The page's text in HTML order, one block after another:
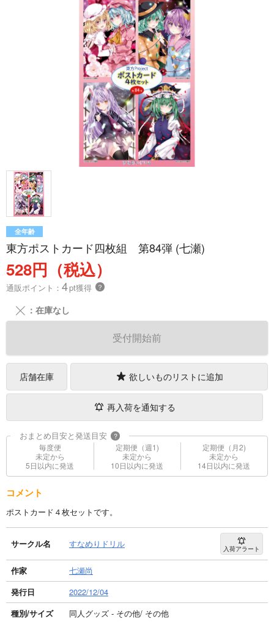
全年齢
東方ポストカード四枚組 第84弾 (七瀬)
528円（税込）
通販ポイント： 4pt獲得 ？
╳ ：在庫なし
受付開始前
店舗在庫 欲しいものリストに追加
再入荷を通知する
おまとめ目安と発送目安 ?
毎度便
未定から
5日以内に発送
定期便（週1)
未定から
10日以内に発送
定期便（月2)
未定から
14日以内に発送
コメント
ポストカード４枚セットです。
サークル名 すなめりドリル 入荷アラート
作家
七瀬尚
発行日
2022/12/04
種別/サイズ
同人グッズ - その他/ その他